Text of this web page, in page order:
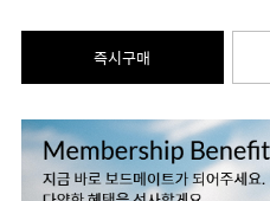
즉시구매